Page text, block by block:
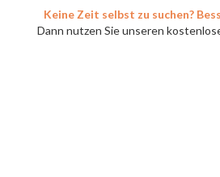
Keine Zeit selbst zu suchen?
Dann nutzen Sie unseren